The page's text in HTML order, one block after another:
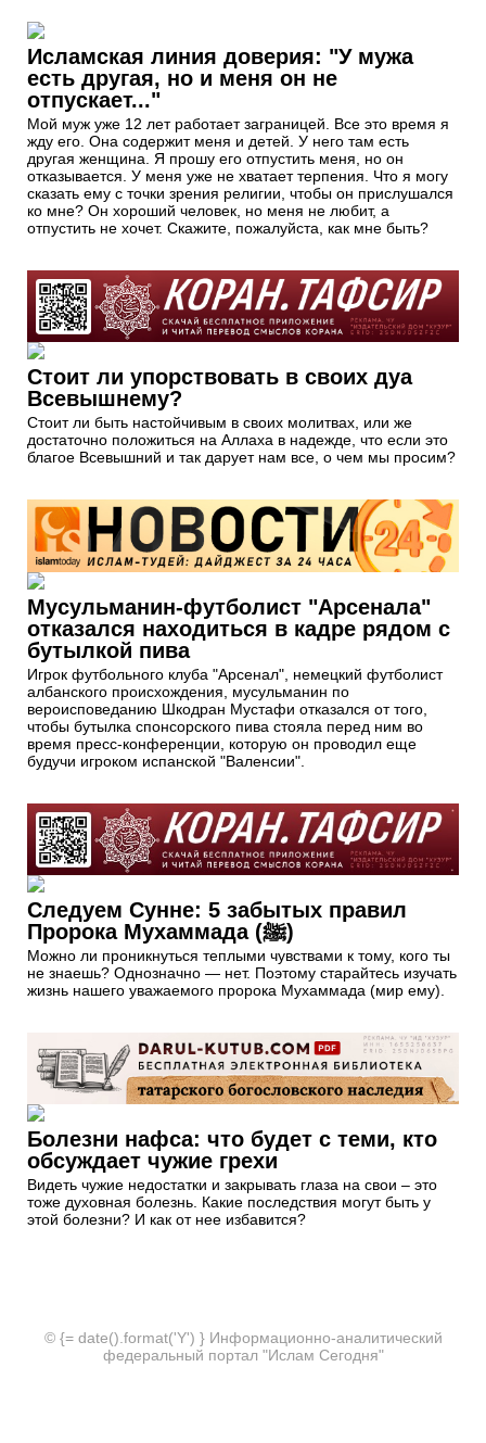
Исламская линия доверия: "У мужа
есть другая, но и меня он не
отпускает..."
Мой муж уже 12 лет работает заграницей. Все это время я
жду его. Она содержит меня и детей. У него там есть
другая женщина. Я прошу его отпустить меня, но он
отказывается. У меня уже не хватает терпения. Что я могу
сказать ему с точки зрения религии, чтобы он прислушался
ко мне? Он хороший человек, но меня не любит, а
отпустить не хочет. Скажите, пожалуйста, как мне быть?
Стоит ли упорствовать в своих дуа
Всевышнему?
Стоит ли быть настойчивым в своих молитвах, или же
достаточно положиться на Аллаха в надежде, что если это
благое Всевышний и так дарует нам все, о чем мы просим?
Мусульманин-футболист "Арсенала"
отказался находиться в кадре рядом с
бутылкой пива
Игрок футбольного клуба "Арсенал", немецкий футболист
албанского происхождения, мусульманин по
вероисповеданию Шкодран Мустафи отказался от того,
чтобы бутылка спонсорского пива стояла перед ним во
время пресс-конференции, которую он проводил еще
будучи игроком испанской "Валенсии".
Следуем Сунне: 5 забытых правил
Пророка Мухаммада (ﷺ)
Можно ли проникнуться теплыми чувствами к тому, кого ты
не знаешь? Однозначно — нет. Поэтому старайтесь изучать
жизнь нашего уважаемого пророка Мухаммада (мир ему).
Болезни нафса: что будет с теми, кто
обсуждает чужие грехи
Видеть чужие недостатки и закрывать глаза на свои – это
тоже духовная болезнь. Какие последствия могут быть у
этой болезни? И как от нее избавится?
© {= date().format('Y') } Информационно-аналитический
федеральный портал "Ислам Сегодня"